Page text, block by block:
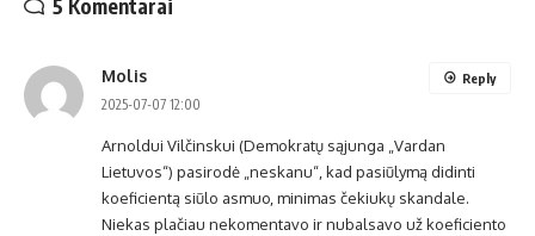
5 Komentarai
Molis
2025-07-07 12:00
Arnoldui Vilčinskui (Demokratų sąjunga „Vardan
Lietuvos“) pasirodė „neskanu“, kad pasiūlymą didinti
koeficientą siūlo asmuo, minimas čekiukų skandale.
Niekas plačiau nekomentavo ir nubalsavo už koeficiento
Reply